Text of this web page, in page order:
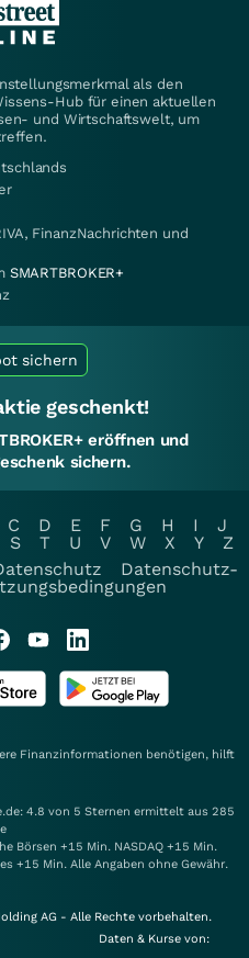
als den
Hub für einen aktuellen
und Wirtschaftswelt, um
FinanzNachrichten und
SMARTBROKER+
sichern
geschenkt!
eröffnen und
sichern.
C D E F G H I
J
S T U V W X Y
Z
Datenschutz-
Finanzinformationen benötigen, hilft
4.8 von 5 Sternen ermittelt aus 285
Börsen +15 Min. NASDAQ +15 Min.
+15 Min. Alle Angaben ohne Gewähr.
AG - Alle Rechte vorbehalten.
Daten & Kurse von: